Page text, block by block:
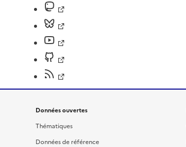
Données ouvertes
Thématiques
Données de référence